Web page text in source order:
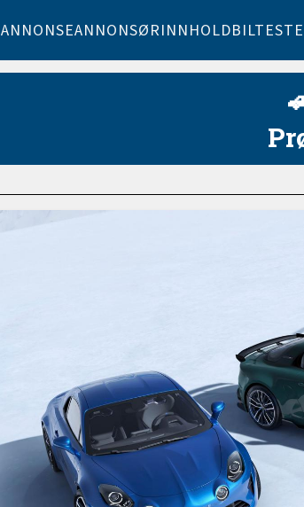
ANNONSEANNONSØRINNHOLD